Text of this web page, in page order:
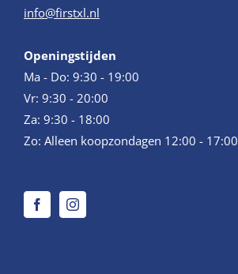
info@firstxl.nl
Openingstijden
Ma - Do: 9:30 - 19:00
Vr: 9:30 - 20:00
Za: 9:30 - 18:00
Zo: Alleen koopzondagen 12:00 - 17:00